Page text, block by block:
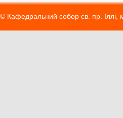
© Кафедральний собор св. пр.